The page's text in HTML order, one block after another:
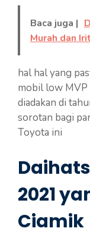
Baca juga |
Murah dan
hal hal yang
mobil low MVP
diadakan di
sorotan bagi
Toyota ini
2021
Ciamik